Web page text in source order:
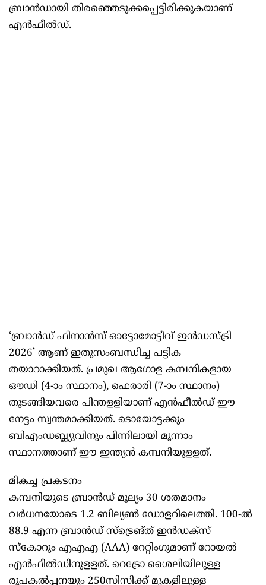
ബ്രാൻഡായി തിരഞ്ഞെടുക്കപ്പെട്ടിരിക്കുകയാണ്
എൻഫീൽഡ്.
‘ബ്രാൻഡ് ഫിനാൻസ് ഓട്ടോമോട്ടീവ് ഇൻഡസ്ട്രി
2026’ ആണ് ഇതുസംബന്ധിച്ച പട്ടിക
തയാറാക്കിയത്. പ്രമുഖ ആഗോള കമ്പനികളായ
ഔഡി (4-ാം സ്ഥാനം), ഫെരാരി (7-ാം സ്ഥാനം)
തുടങ്ങിയവരെ പിന്തളളിയാണ് എൻഫീൽഡ് ഈ
നേട്ടം സ്വന്തമാക്കിയത്. ടൊയോട്ടക്കും
ബിഎംഡബ്ല്യുവിനും പിന്നിലായി മൂന്നാം
സ്ഥാനത്താണ് ഈ ഇന്ത്യൻ കമ്പനിയുളളത്.
മികച്ച പ്രകടനം
കമ്പനിയുടെ ബ്രാൻഡ് മൂല്യം 30 ശതമാനം
വർധനയോടെ 1.2 ബില്യൺ ഡോളറിലെത്തി. 100-ൽ
88.9 എന്ന ബ്രാൻഡ് സ്ട്രെങ്ത് ഇൻഡക്സ്
സ്കോറും എഎഎ (AAA) റേറ്റിംഗുമാണ് റോയൽ
എൻഫീൽഡിനുളളത്. റെട്രോ ശൈലിയിലുള്ള
രൂപകൽപ്പനയും 250സിസിക്ക് മുകളിലുള്ള